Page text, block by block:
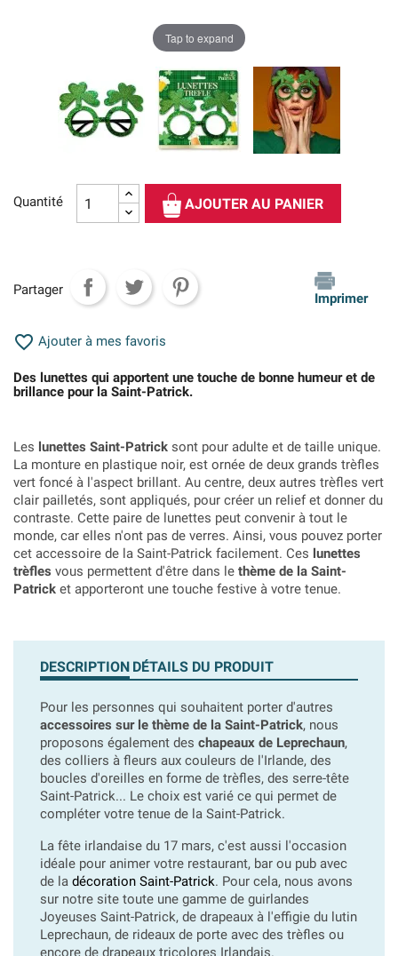
Tap to expand
Quantité AJOUTER AU PANIER
Partager
Imprimer
 Ajouter à mes favoris
Des lunettes qui apportent une touche de bonne humeur et de
brillance pour la Saint-Patrick.
Les lunettes Saint-Patrick sont pour adulte et de taille unique.
La monture en plastique noir, est ornée de deux grands trèfles
vert foncé à l'aspect brillant. Au centre, deux autres trèfles vert
clair pailletés, sont appliqués, pour créer un relief et donner du
contraste. Cette paire de lunettes peut convenir à tout le
monde, car elles n'ont pas de verres. Ainsi, vous pouvez porter
cet accessoire de la Saint-Patrick facilement. Ces lunettes
trèfles vous permettent d'être dans le thème de la Saint-
Patrick et apporteront une touche festive à votre tenue.
DESCRIPTION DÉTAILS DU PRODUIT
Pour les personnes qui souhaitent porter d'autres
accessoires sur le thème de la Saint-Patrick, nous
proposons également des chapeaux de Leprechaun,
des colliers à fleurs aux couleurs de l'Irlande, des
boucles d'oreilles en forme de trèfles, des serre-tête
Saint-Patrick... Le choix est varié ce qui permet de
compléter votre tenue de la Saint-Patrick.
La fête irlandaise du 17 mars, c'est aussi l'occasion
idéale pour animer votre restaurant, bar ou pub avec
de la décoration Saint-Patrick. Pour cela, nous avons
sur notre site toute une gamme de guirlandes
Joyeuses Saint-Patrick, de drapeaux à l'effigie du lutin
Leprechaun, de rideaux de porte avec des trèfles ou
encore de drapeaux tricolores Irlandais.